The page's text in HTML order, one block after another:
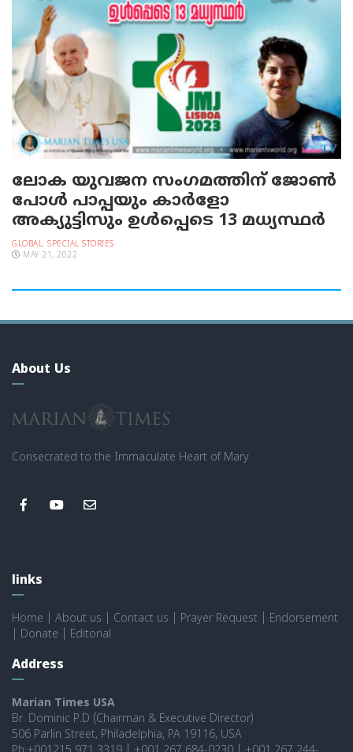
ലോക യുവജന സംഗമത്തിന് ജോൺ
പോൾ പാപ്പയും കാര്‍ളോ
അക്യുട്ടിസും ഉൾപ്പെടെ 13 മധ്യസ്ഥർ
GLOBAL, SPECIAL STORIES
MAY 21, 2022
About Us
Consecrated to the Immaculate Heart of Mary
links
Home About us Contact us Prayer Request
Endorsement
Donate Editorial
Address
Marian Times USA
Br. Dominic P.D (Chairman & Executive Director)
506 Parlin Street, Philadelphia, PA 19116, USA